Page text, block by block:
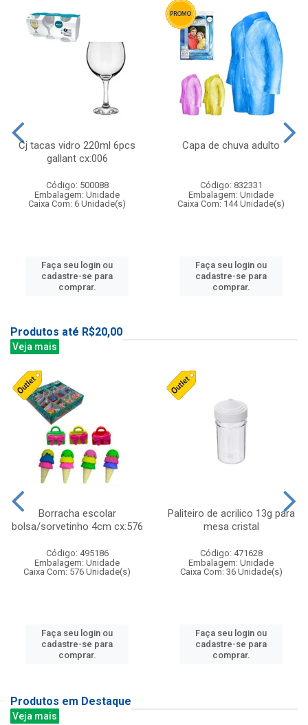
Cj tacas vidro 220ml 6pcs
gallant cx:006
Código: 500088
Embalagem: Unidade
Caixa Com: 6 Unidade(s)
Faça seu login ou
cadastre-se para
comprar.
Capa de chuva adulto
Código: 832331
Embalagem: Unidade
Caixa Com: 144 Unidade(s)
Faça seu login ou
cadastre-se para
comprar.
Produtos até R$20,00
Veja mais
Borracha escolar
bolsa/sorvetinho 4cm cx:576
Código: 495186
Embalagem: Unidade
Caixa Com: 576 Unidade(s)
Faça seu login ou
cadastre-se para
comprar.
Paliteiro de acrilico 13g para
mesa cristal
Código: 471628
Embalagem: Unidade
Caixa Com: 36 Unidade(s)
Faça seu login ou
cadastre-se para
comprar.
Produtos em Destaque
Veja mais